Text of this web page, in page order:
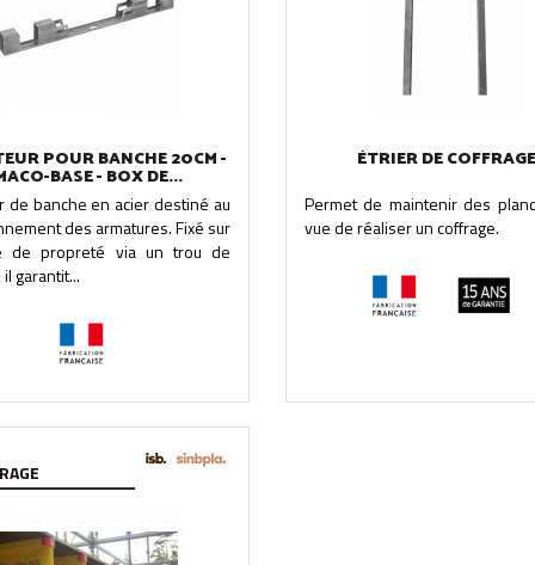
POUR BANCHE 20CM -
BASE - BOX DE...
de banche en acier destiné au
des armatures. Fixé sur
de propreté via un trou de
garantit...
ÉTRIER DE COFFRAGE
Permet de maintenir des
vue de réaliser un coffrage.